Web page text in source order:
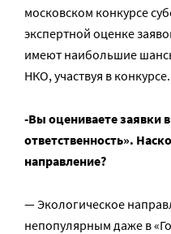
московском конкурсе
экспертной оценке
имеют наибольшие
НКО, участвуя в конкурсе.
-Вы оцениваете заявки
ответственность».
направление?
— Экологическое
непопулярным даже в